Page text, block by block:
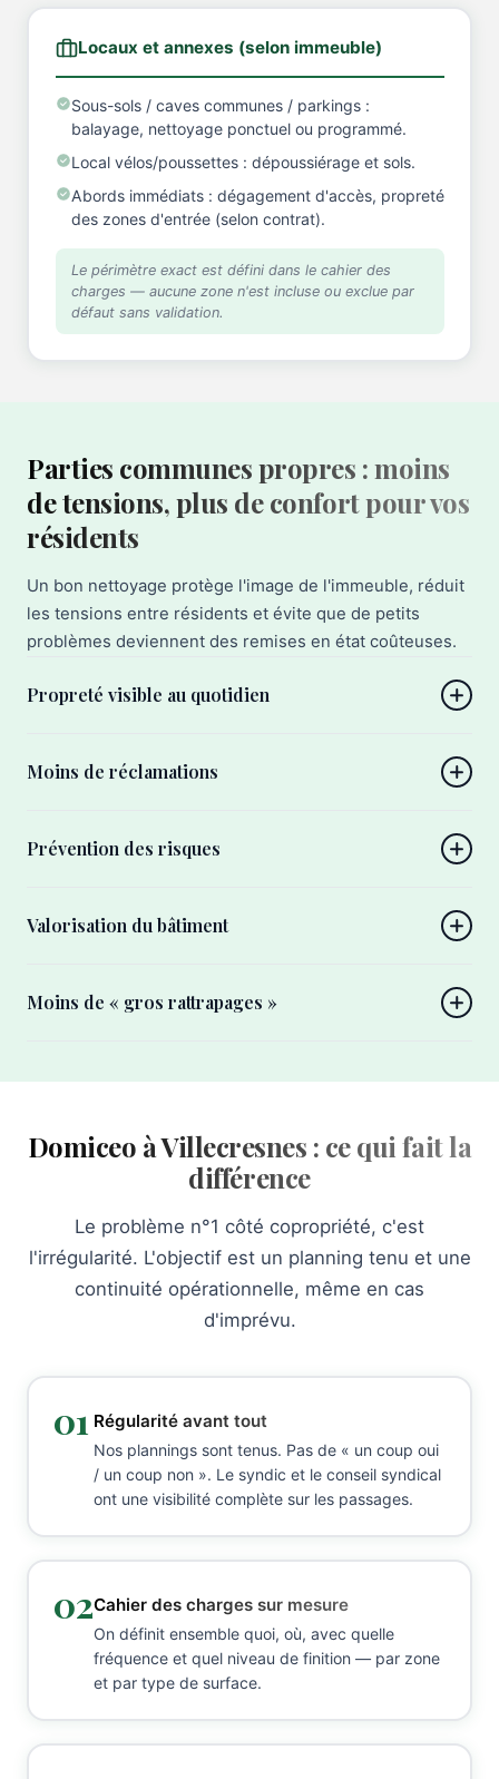
Locaux et annexes (selon immeuble)
Sous-sols / caves communes / parkings :
balayage, nettoyage ponctuel ou programmé.
Local vélos/poussettes : dépoussiérage et sols.
Abords immédiats : dégagement d'accès, propreté
des zones d'entrée (selon contrat).
Le périmètre exact est défini dans le cahier des
charges — aucune zone n'est incluse ou exclue par
défaut sans validation.
Parties communes propres : moins
de tensions, plus de confort pour vos
résidents
Un bon nettoyage protège l'image de l'immeuble, réduit
les tensions entre résidents et évite que de petits
problèmes deviennent des remises en état coûteuses.
Propreté visible au quotidien
Moins de réclamations
Prévention des risques
Valorisation du bâtiment
Moins de « gros rattrapages »
Domiceo à Villecresnes : ce qui fait la
différence
Le problème n°1 côté copropriété, c'est
l'irrégularité. L'objectif est un planning tenu et une
continuité opérationnelle, même en cas
d'imprévu.
01 Régularité avant tout
Nos plannings sont tenus. Pas de « un coup oui
/ un coup non ». Le syndic et le conseil syndical
ont une visibilité complète sur les passages.
02Cahier des charges sur mesure
On définit ensemble quoi, où, avec quelle
fréquence et quel niveau de finition — par zone
et par type de surface.